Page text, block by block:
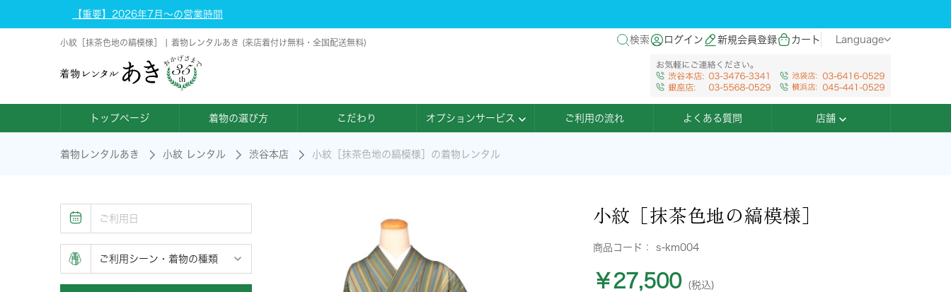
【重要】2026年7月～の営業時間
小紋［抹茶色地の縞模様］ | 着物レンタルあき (来店着付け無料・全国配送無料) 検索 ログイン 新規会員登録 カート Language
トップページ 着物の選び方 こだわり オプションサービス ご利用の流れ よくある質問 店舗
着物レンタルあき 小紋 レンタル 渋谷本店 小紋［抹茶色地の縞模様］の着物レンタル
小紋［抹茶色地の縞模様］
商品コード： s-km004
￥27,500 (税込)